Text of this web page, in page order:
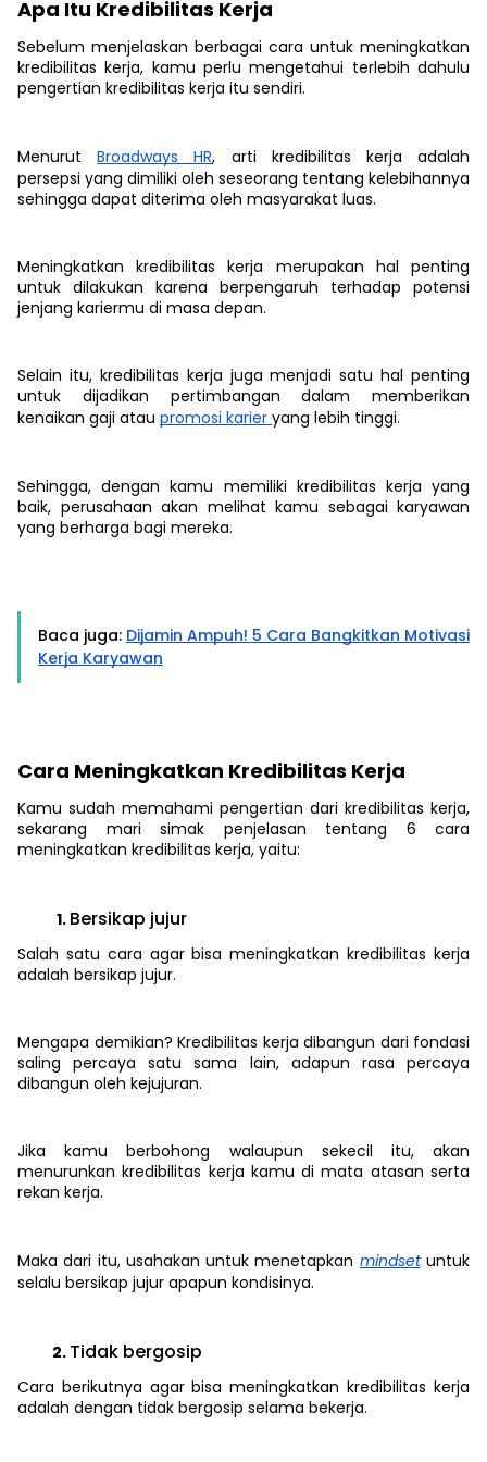
Apa Itu Kredibilitas Kerja
Sebelum menjelaskan berbagai cara untuk meningkatkan
kredibilitas kerja, kamu perlu mengetahui terlebih dahulu
pengertian kredibilitas kerja itu sendiri.
MenurutBroadways HR, arti kredibilitas kerja
adalah
persepsi yang dimiliki oleh seseorang tentang kelebihannya
sehingga dapat diterima oleh masyarakat luas.
Meningkatkan kredibilitas kerja merupakan hal penting
untuk dilakukan karena berpengaruh terhadap potensi
jenjang kariermu di masa depan.
Selain itu, kredibilitas kerja juga menjadi satu hal penting
untuk dijadikan pertimbangan dalam memberikan
kenaikan gaji atau promosi karier yang lebih tinggi.
Sehingga, dengan kamu memiliki kredibilitas kerja yang
baik, perusahaan akan melihat kamu sebagai karyawan
yang berharga bagi mereka.
Baca juga: Dijamin Ampuh! 5 Cara Bangkitkan Motivasi
Kerja Karyawan
Cara Meningkatkan Kredibilitas Kerja
Kamu sudah memahami pengertian dari kredibilitas kerja,
sekarang mari simak penjelasan tentang 6 cara
meningkatkan kredibilitas kerja, yaitu:
Bersikap jujur
Salah satu cara agar bisa meningkatkan kredibilitas kerja
adalah bersikap jujur.
Mengapa demikian? Kredibilitas kerja dibangun dari fondasi
saling percaya satu sama lain, adapun rasa percaya
dibangun oleh kejujuran.
Jika kamu berbohong walaupun sekecil itu, akan
menurunkan kredibilitas kerja kamu di mata atasan serta
rekan kerja.
Maka dari itu, usahakan untuk menetapkan mindsetuntuk
selalu bersikap jujur apapun kondisinya.
Tidak bergosip
Cara berikutnya agar bisa meningkatkan kredibilitas kerja
adalah dengan tidak bergosip selama bekerja.